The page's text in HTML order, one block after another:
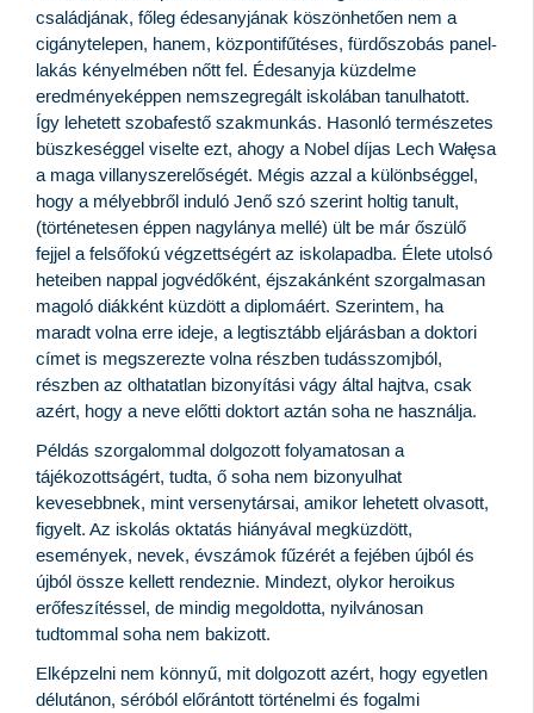
családjának, főleg édesanyjának köszönhetően nem a
cigánytelepen, hanem, központifűtéses, fürdőszobás panel-
lakás kényelmében nőtt fel. Édesanyja küzdelme
eredményeképpen nemszegregált iskolában tanulhatott.
Így lehetett szobafestő szakmunkás. Hasonló természetes
büszkeséggel viselte ezt, ahogy a Nobel díjas Lech Wałęsa
a maga villanyszerelőségét. Mégis azzal a különbséggel,
hogy a mélyebbről induló Jenő szó szerint holtig tanult,
(történetesen éppen nagylánya mellé) ült be már őszülő
fejjel a felsőfokú végzettségért az iskolapadba. Élete utolsó
heteiben nappal jogvédőként, éjszakánként szorgalmasan
magoló diákként küzdött a diplomáért. Szerintem, ha
maradt volna erre ideje, a legtisztább eljárásban a doktori
címet is megszerezte volna részben tudásszomjból,
részben az olthatatlan bizonyítási vágy által hajtva, csak
azért, hogy a neve előtti doktort aztán soha ne használja.
Példás szorgalommal dolgozott folyamatosan a
tájékozottságért, tudta, ő soha nem bizonyulhat
kevesebbnek, mint versenytársai, amikor lehetett olvasott,
figyelt. Az iskolás oktatás hiányával megküzdött,
események, nevek, évszámok fűzérét a fejében újból és
újból össze kellett rendeznie. Mindezt, olykor heroikus
erőfeszítéssel, de mindig megoldotta, nyilvánosan
tudtommal soha nem bakizott.
Elképzelni nem könnyű, mit dolgozott azért, hogy egyetlen
délutánon, séróból előrántott történelmi és fogalmi